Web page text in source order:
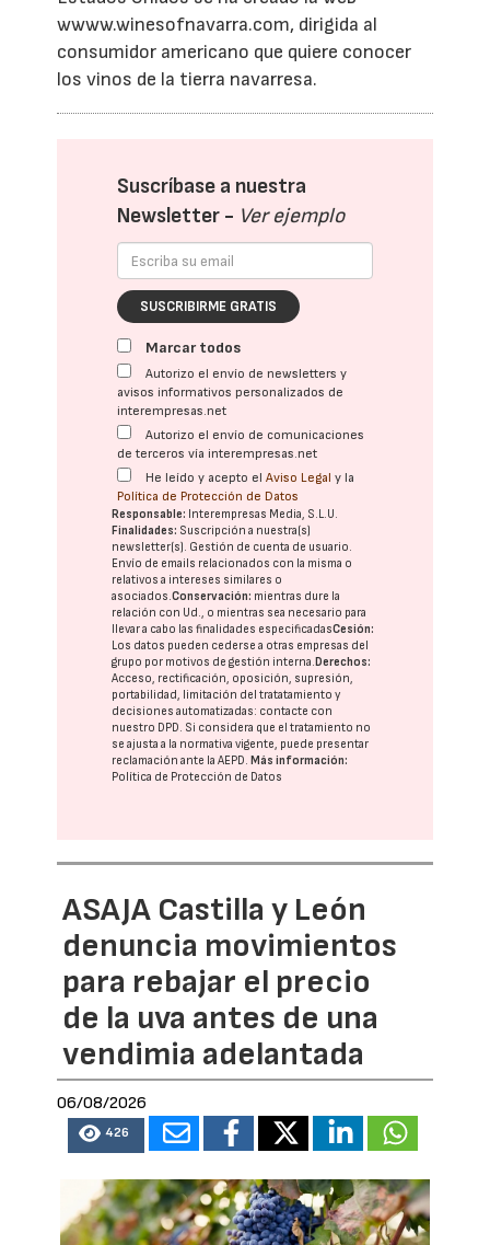
wwww.winesofnavarra.com, dirigida al
consumidor americano que quiere conocer
los vinos de la tierra navarresa.
Suscríbase a nuestra
Newsletter - Ver ejemplo
SUSCRIBIRME GRATIS
Marcar todos
Autorizo el envío de newsletters y
avisos informativos personalizados de
interempresas.net
Autorizo el envío de comunicaciones
de terceros vía interempresas.net
He leído y acepto elAviso Legal y la
Política de Protección de Datos
Responsable: Interempresas Media, S.L.U.
Finalidades: Suscripción a nuestra(s)
newsletter(s). Gestión de cuenta de usuario.
Envío de emails relacionados con la misma o
relativos a intereses similares o
asociados.Conservación: mientras dure la
relación con Ud., o mientras sea necesario para
llevar a cabo las finalidades especificadasCesión:
Los datos pueden cederse a otras empresas del
grupo por motivos de gestión interna. Derechos:
Acceso, rectificación, oposición, supresión,
portabilidad, limitación del tratatamiento y
decisiones automatizadas: contacte con
nuestro DPD. Si considera que el tratamiento no
se ajusta a la normativa vigente, puede presentar
reclamación ante laAEPD. Más información:
Política de Protección de Datos
ASAJA Castilla y León
denuncia movimientos
para rebajar el precio
de la uva antes de una
vendimia adelantada
06/08/2026
426